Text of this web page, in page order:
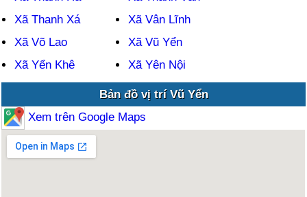
Xã Thanh Xá
Xã Vân Lĩnh
Xã Võ Lao
Xã Vũ Yển
Xã Yển Khê
Xã Yên Nội
Bản đồ vị trí Vũ Yển
Xem trên Google Maps